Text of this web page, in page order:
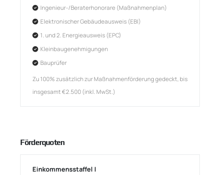
Ingenieur-/Beraterhonorare (Maßnahmenplan)
Elektronischer Gebäudeausweis (EBI)
1. und 2. Energieausweis (EPC)
Kleinbaugenehmigungen
Bauprüfer
Zu 100% zusätzlich zur Maßnahmenförderung gedeckt, bis
insgesamt €2.500 (inkl. MwSt.)
Förderquoten
Einkommensstaffel I